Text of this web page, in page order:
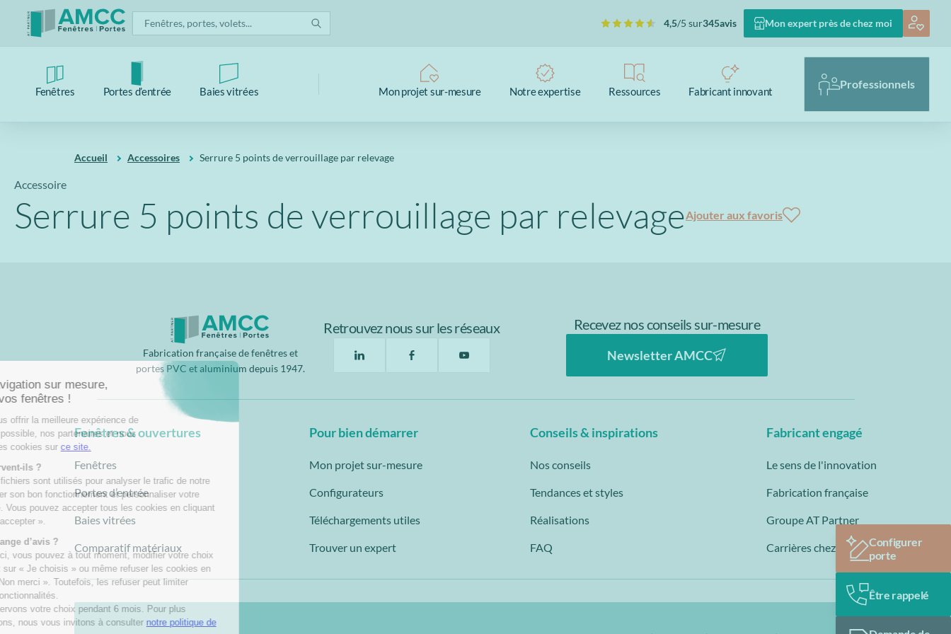
4,5/5 sur345avis Mon expert près de chez moi
Fenêtres Portes d’entrée Baies vitrées Mon projet sur-mesure Notre expertise Ressources Fabricant innovant
Professionnels
Accueil Accessoires Serrure 5 points de verrouillage par relevage
Accessoire
Serrure 5 points de verrouillage par relevageAjouter aux favoris
Fabrication française de fenêtres et
portes PVC et aluminium depuis 1947.
Retrouvez nous sur les réseaux Recevez nos conseils sur-mesure
Newsletter AMCC
Fenêtres & ouvertures
Fenêtres
Portes d’entrée
Baies vitrées
Comparatif matériaux
Pour bien démarrer
Mon projet sur-mesure
Configurateurs
Téléchargements utiles
Trouver un expert
Conseils & inspirations
Nos conseils
Tendances et styles
Réalisations
FAQ
Fabricant engagé
Le sens de l'innovation
Fabrication française
Groupe AT Partner
Carrières chez AMCCConfigurer
porte
Être rappelé